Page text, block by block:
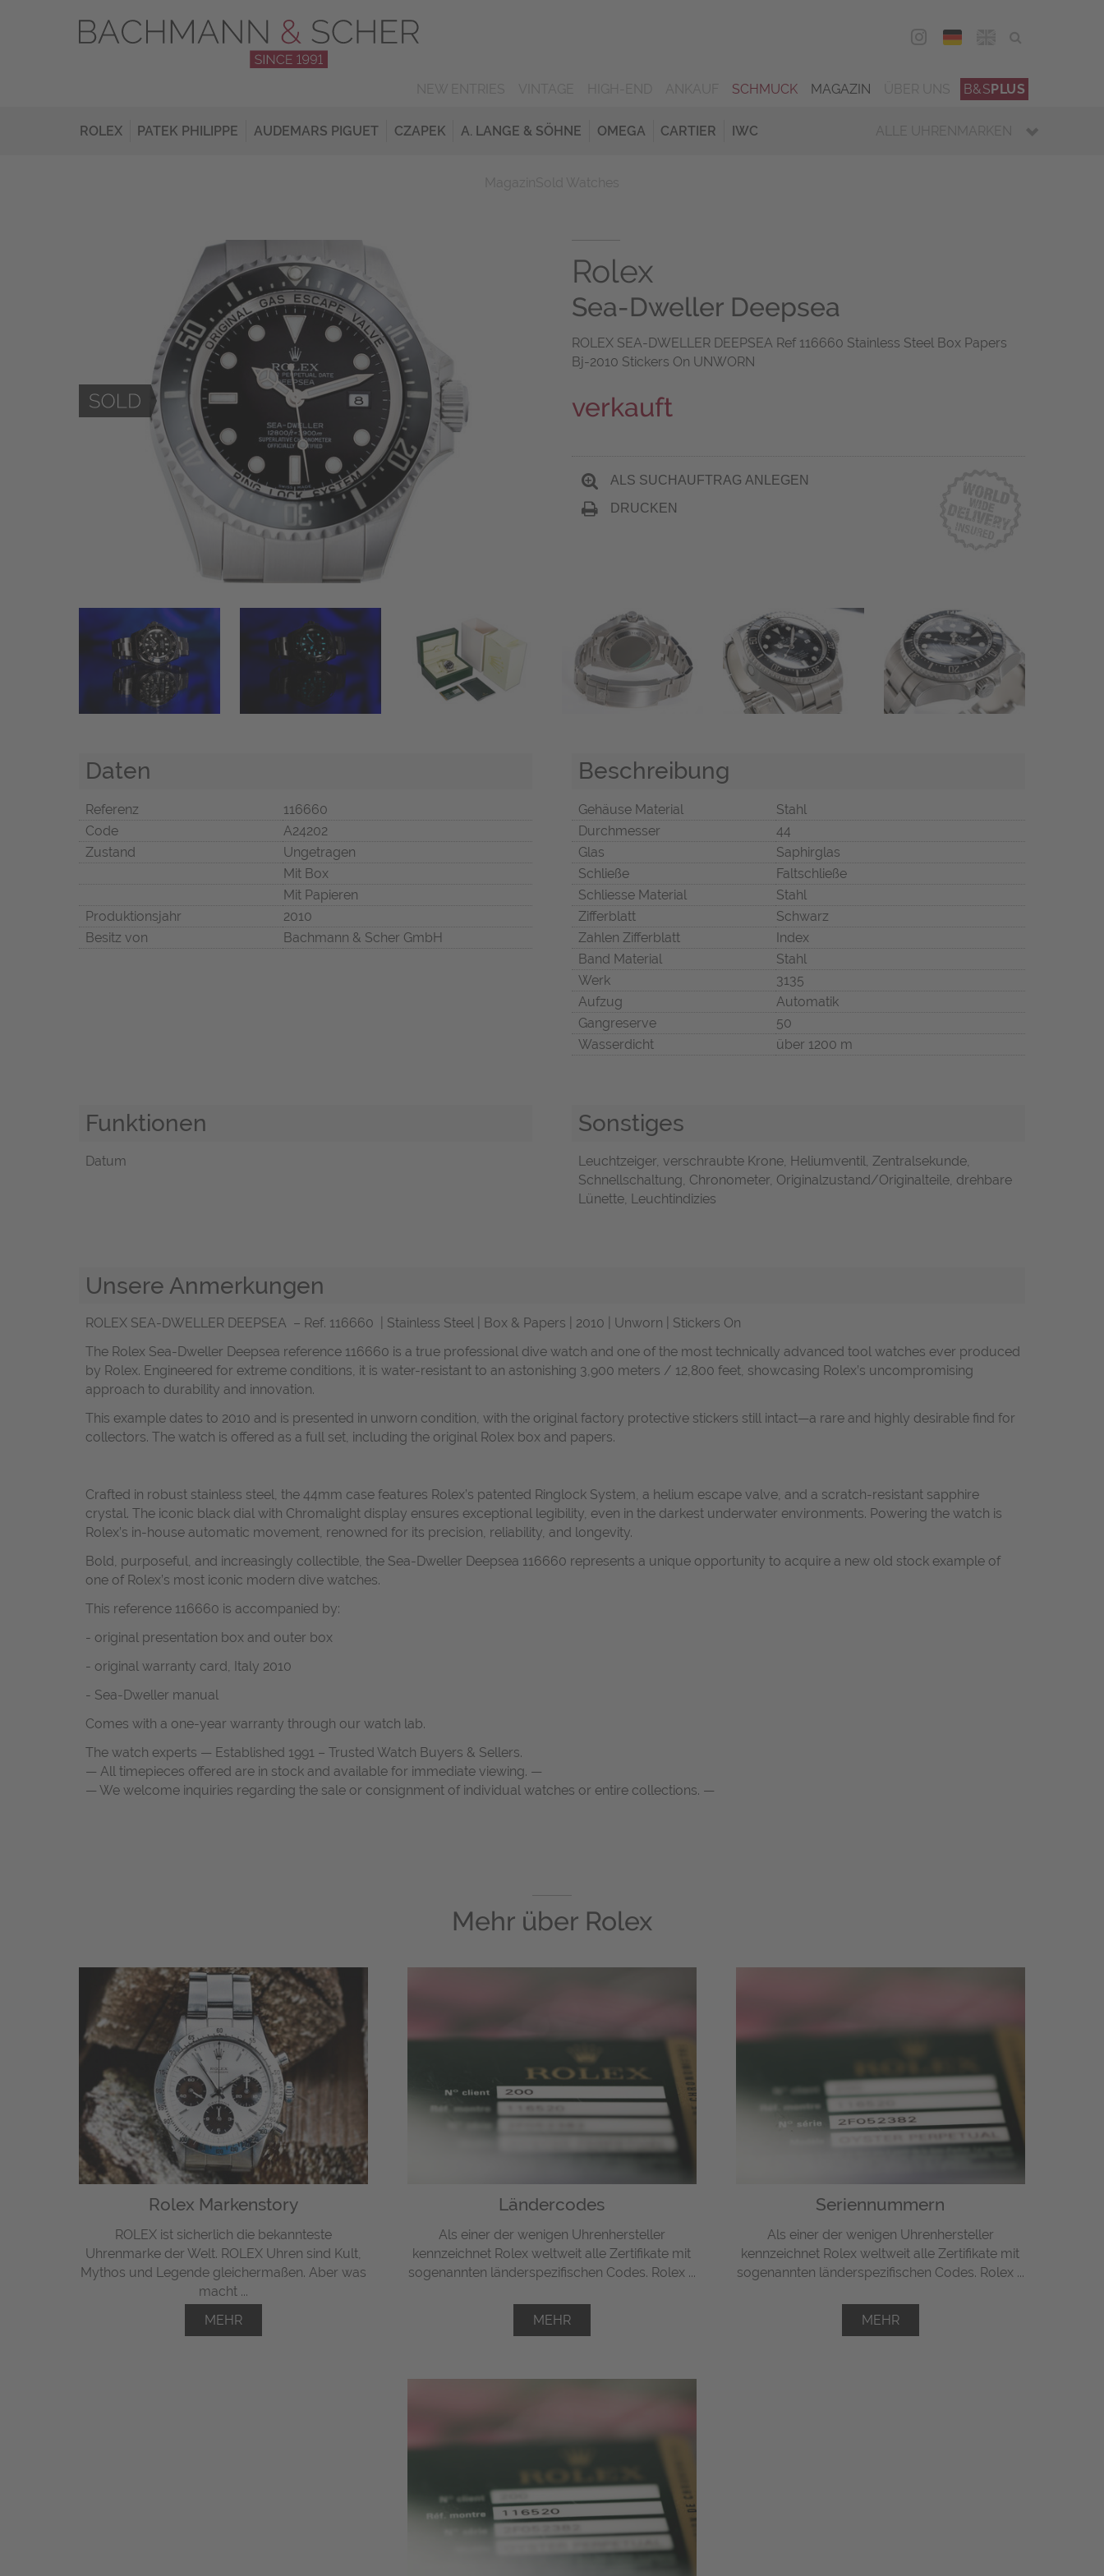
DEU
SCHMUCK MAGAZIN B&SPLUS
ROLEX PATEK PHILIPPE AUDEMARS PIGUET CZAPEK A. LANGE & SÖHNE OMEGA CARTIER IWC ALLE UHRENMARKEN
Rolex
Sea-Dweller Deepsea
ROLEX SEA-DWELLER DEEPSEA Ref 116660 Stainless Steel Box Papers
Bj-2010 Stickers On UNWORN
verkauft
ALS SUCHAUFTRAG ANLEGEN
DRUCKEN
Daten
Referenz
116660
Code
A24202
Zustand
Ungetragen
Mit Box
Mit Papieren
Produktionsjahr
2010
Besitz von
Bachmann & Scher GmbH
Beschreibung
Gehäuse Material
Stahl
Durchmesser
44
Glas
Saphirglas
Schließe
Faltschließe
Schliesse Material
Stahl
Zifferblatt
Schwarz
Zahlen Zifferblatt
Index
Band Material
Stahl
Werk
3135
Aufzug
Automatik
Gangreserve
50
Wasserdicht
über 1200 m
Funktionen
Datum
Sonstiges
Leuchtzeiger, verschraubte Krone, Heliumventil, Zentralsekunde,
Schnellschaltung, Chronometer, Originalzustand/Originalteile, drehbare
Lünette, Leuchtindizies
Unsere Anmerkungen
ROLEX SEA-DWELLER DEEPSEA – Ref. 116660 | Stainless Steel | Box & Papers | 2010 | Unworn | Stickers On
The Rolex Sea-Dweller Deepsea reference 116660 is a true professional dive watch and one of the most technically advanced tool watches ever produced
by Rolex. Engineered for extreme conditions, it is water-resistant to an astonishing 3,900 meters / 12,800 feet, showcasing Rolex’s uncompromising
approach to durability and innovation.
This example dates to 2010 and is presented in unworn condition, with the original factory protective stickers still intact—a rare and highly desirable find for
collectors. The watch is offered as a full set, including the original Rolex box and papers.
Crafted in robust stainless steel, the 44mm case features Rolex’s patented Ringlock System, a helium escape valve, and a scratch-resistant sapphire
crystal. The iconic black dial with Chromalight display ensures exceptional legibility, even in the darkest underwater environments. Powering the watch is
Rolex’s in-house automatic movement, renowned for its precision, reliability, and longevity.
Bold, purposeful, and increasingly collectible, the Sea-Dweller Deepsea 116660 represents a unique opportunity to acquire a new old stock example of
one of Rolex’s most iconic modern dive watches.
This reference 116660 is accompanied by:
- original presentation box and outer box
- original warranty card, Italy 2010
- Sea-Dweller manual
Comes with a one-year warranty through our watch lab.
The watch experts — Established 1991 – Trusted Watch Buyers & Sellers.
— All timepieces offered are in stock and available for immediate viewing. —
— We welcome inquiries regarding the sale or consignment of individual watches or entire collections. —
Mehr über Rolex
Rolex Markenstory
ROLEX ist sicherlich die bekannteste
Uhrenmarke der Welt. ROLEX Uhren sind Kult,
Mythos und Legende gleichermaßen. Aber was
macht ...
MEHR
Ländercodes
Als einer der wenigen Uhrenhersteller
kennzeichnet Rolex weltweit alle Zertifikate mit
sogenannten länderspezifischen Codes. Rolex ...
MEHR
Seriennummern
Als einer der wenigen Uhrenhersteller
kennzeichnet Rolex weltweit alle Zertifikate mit
sogenannten länderspezifischen Codes. Rolex ...
MEHR